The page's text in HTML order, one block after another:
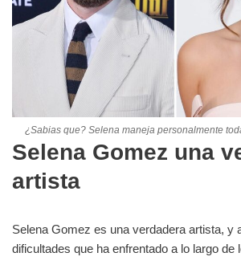
¿Sabias que? Selena maneja personalmente
Selena Gomez una
artista
Selena Gomez es una verdadera artista, y
dificultades que ha enfrentado a lo largo de